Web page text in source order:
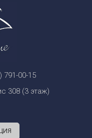
791-00-15
308 (3 этаж)